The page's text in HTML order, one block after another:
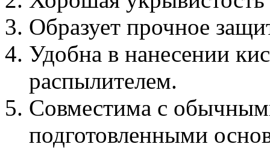
Образует прочное
Удобна в нанесении
распылителем.
Совместима с
подготовленными